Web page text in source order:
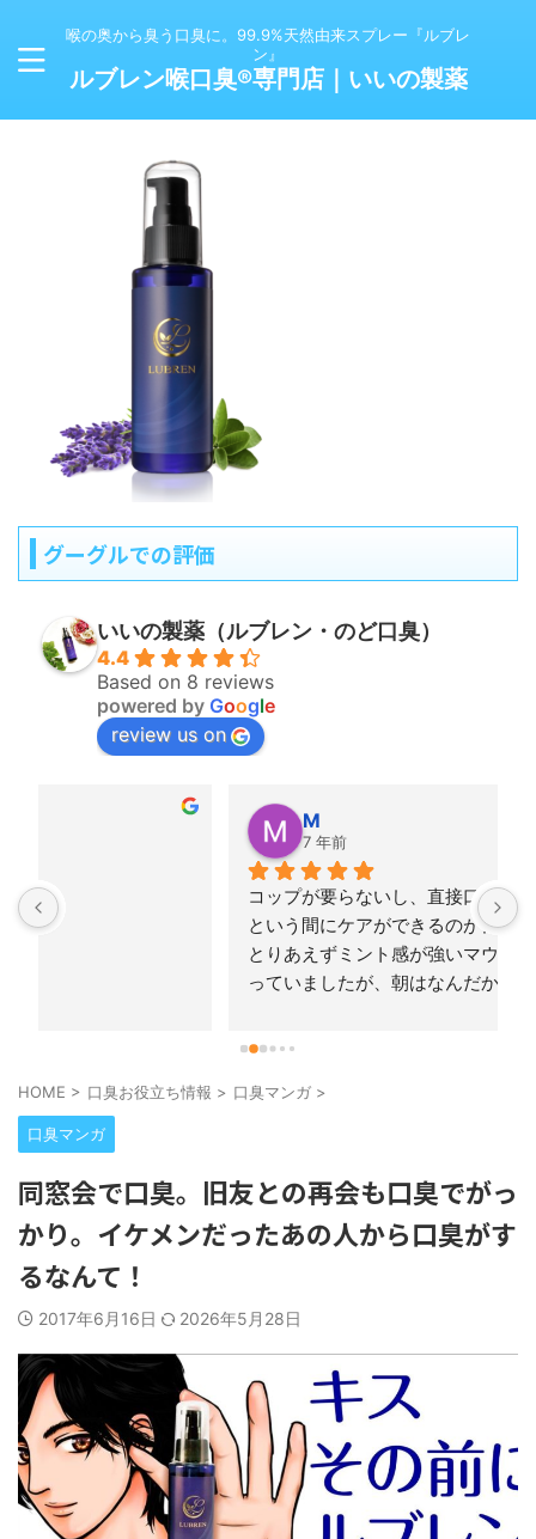
喉の奥から臭う口臭に。99.9%天然由来スプレー『ルブレ
ン』
ルブレン喉口臭®専門店｜いいの製薬
グーグルでの評価
いいの製薬（ルブレン・のど口臭）
4.4
Based on 8 reviews
powered by Google
review us on
コップが要らないし、直接口に噴射するのであっ
という間にケアができるのが良いですね。今まで
とりあえずミント感が強いマウスウォッシュを使
っていましたが、朝はなんだかもやもや。。。こ
か、スーっとするのに刺激があまりなくて、すご
HOME > 口臭お役立ち情報 > 口臭マンガ >
口臭マンガ
同窓会で口臭。旧友との再会も口臭でがっ
かり。イケメンだったあの人から口臭がす
るなんて！
2017年6月16日 2026年5月28日